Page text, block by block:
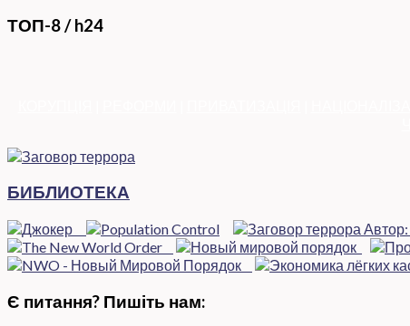
ТОП-8 / h24
БИБЛИОТЕКА
Є питання? Пишіть нам: